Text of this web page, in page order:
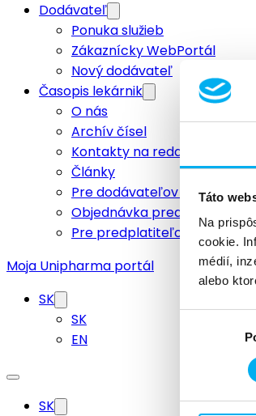
Táto
Na
cookie.
médií,
alebo
Dodávateľ
Ponuka služieb
Zákaznícky WebPortál
Nový dodávateľ
Časopis lekárnik
O nás
Archív čísel
Kontakty na redakciu
Články
Pre dodávateľov a
Objednávka predplatného
Pre predplatiteľov
Moja Unipharma portál
SK
SK
EN
SK